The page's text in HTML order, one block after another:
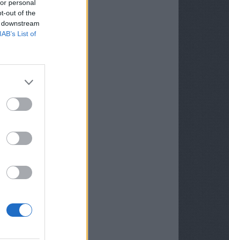
personal
out of the
IAB’s List of